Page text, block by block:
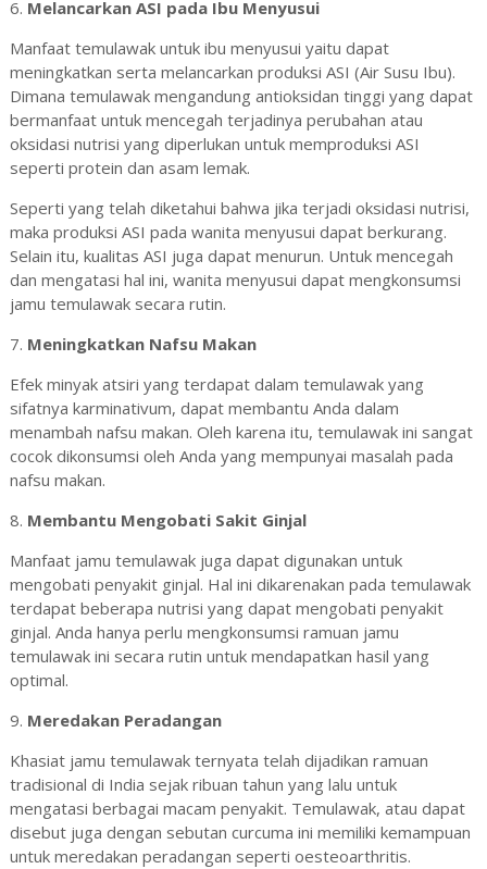
6. Melancarkan ASI pada Ibu Menyusui
Manfaat temulawak untuk ibu menyusui yaitu dapat
meningkatkan serta melancarkan produksi ASI (Air Susu Ibu).
Dimana temulawak mengandung antioksidan tinggi yang dapat
bermanfaat untuk mencegah terjadinya perubahan atau
oksidasi nutrisi yang diperlukan untuk memproduksi ASI
seperti protein dan asam lemak.
Seperti yang telah diketahui bahwa jika terjadi oksidasi nutrisi,
maka produksi ASI pada wanita menyusui dapat berkurang.
Selain itu, kualitas ASI juga dapat menurun. Untuk mencegah
dan mengatasi hal ini, wanita menyusui dapat mengkonsumsi
jamu temulawak secara rutin.
7. Meningkatkan Nafsu Makan
Efek minyak atsiri yang terdapat dalam temulawak yang
sifatnya karminativum, dapat membantu Anda dalam
menambah nafsu makan. Oleh karena itu, temulawak ini sangat
cocok dikonsumsi oleh Anda yang mempunyai masalah pada
nafsu makan.
8. Membantu Mengobati Sakit Ginjal
Manfaat jamu temulawak juga dapat digunakan untuk
mengobati penyakit ginjal. Hal ini dikarenakan pada temulawak
terdapat beberapa nutrisi yang dapat mengobati penyakit
ginjal. Anda hanya perlu mengkonsumsi ramuan jamu
temulawak ini secara rutin untuk mendapatkan hasil yang
optimal.
9. Meredakan Peradangan
Khasiat jamu temulawak ternyata telah dijadikan ramuan
tradisional di India sejak ribuan tahun yang lalu untuk
mengatasi berbagai macam penyakit. Temulawak, atau dapat
disebut juga dengan sebutan curcuma ini memiliki kemampuan
untuk meredakan peradangan seperti oesteoarthritis.